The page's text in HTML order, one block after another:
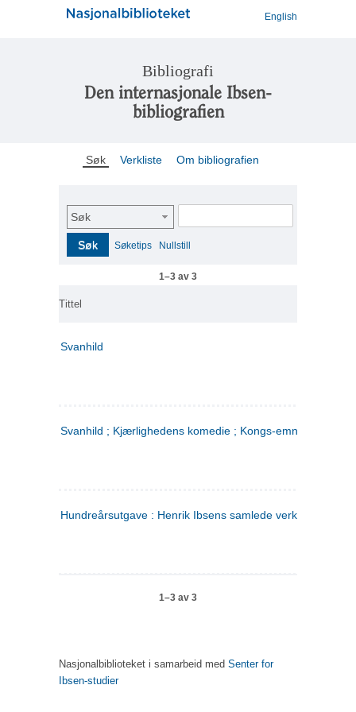
English
Bibliografi
Den internasjonale Ibsen-
bibliografien
Søk Verkliste Om bibliografien
Søk
Søk Søketips Nullstill
1–3 av 3
Tittel
Svanhild
Svanhild ; Kjærlighedens komedie ; Kongs-emnerne
Hundreårsutgave : Henrik Ibsens samlede verker. 4
1–3 av 3
Nasjonalbiblioteket i samarbeid med Senter for
Ibsen-studier